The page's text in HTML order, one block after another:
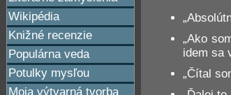
Wikipédia
Knižné recenzie
Populárna veda
Potulky mysľou
Moja výtvarná tvorba
„Ako
idem sa
„Čítal